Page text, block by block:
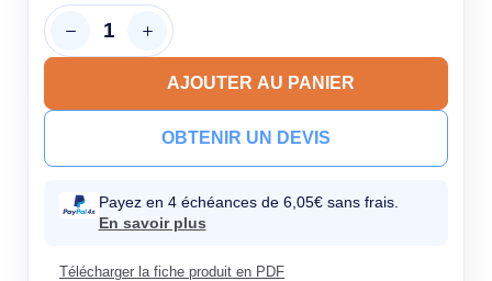
AJOUTER AU PANIER
OBTENIR UN DEVIS
Payez en 4 échéances de 6,05€ sans frais.
En savoir plus
Télécharger la fiche produit en PDF